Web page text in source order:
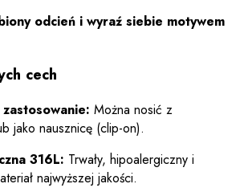
odcień i wyraź siebie motywem
cech
Można nosić z
jako nausznicę (clip-on).
316L: Trwały, hipoalergiczny i
najwyższej jakości.